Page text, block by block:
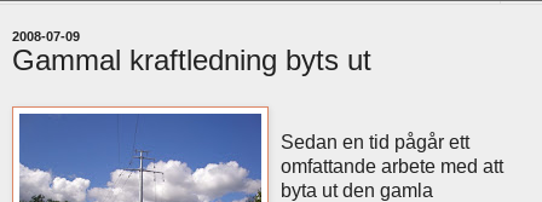
2008-07-09
Gammal kraftledning byts ut
Sedan en tid pågår ett
omfattande arbete med att
byta ut den gamla